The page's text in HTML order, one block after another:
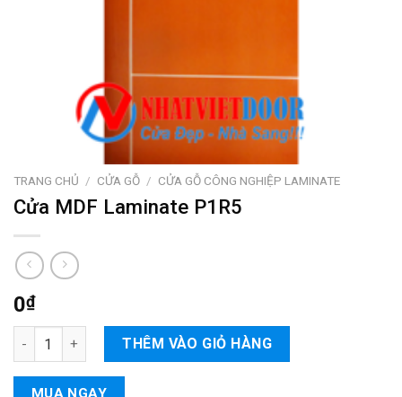
TRANG CHỦ / CỬA GỖ / CỬA GỖ CÔNG NGHIỆP LAMINATE
Cửa MDF Laminate P1R5
0₫
Cửa MDF Laminate P1R5 số lượng
THÊM VÀO GIỎ HÀNG